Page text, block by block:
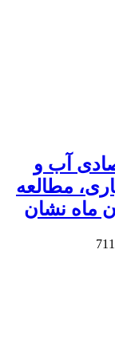
آب و
مطالعه
ماه نشان